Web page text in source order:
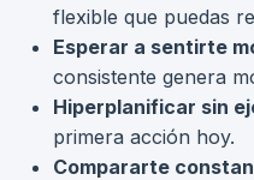
flexible que puedas
Esperar a sentirte
consistente genera
Hiperplanificar sin
primera acción hoy.
Compararte